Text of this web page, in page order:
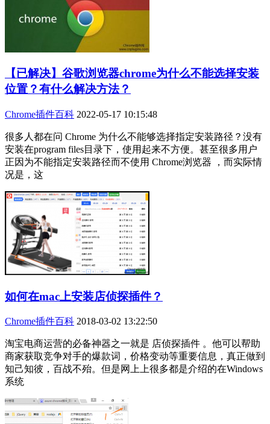
【已解决】谷歌浏览器chrome为什么不能选择安装
位置？有什么解决方法？
Chrome插件百科 2022-05-17 10:15:48
很多人都在问 Chrome 为什么不能够选择指定安装路径？没有
安装在program files目录下，使用起来不方便。甚至很多用户
正因为不能指定安装路径而不使用 Chrome浏览器 ，而实际情
况是，这
如何在mac上安装店侦探插件？
Chrome插件百科 2018-03-02 13:22:50
淘宝电商运营的必备神器之一就是 店侦探插件 。他可以帮助
商家获取竞争对手的爆款词，价格变动等重要信息，真正做到
知己知彼，百战不殆。但是网上上很多都是介绍的在Windows
系统